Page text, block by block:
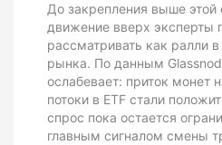
До закрепления выше этой
движение вверх эксперты
рассматривать как ралли
рынка. По данным
ослабевает: приток монет
потоки в ETF стали
спрос пока остается
главным сигналом смены